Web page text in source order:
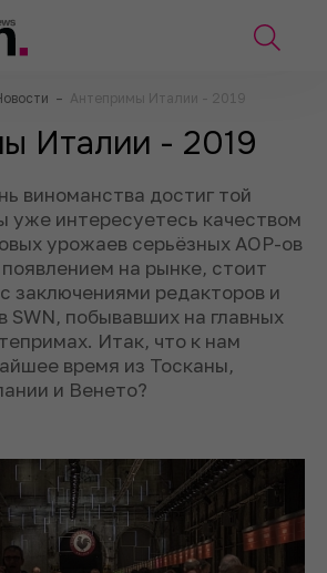
– Антепримы Италии - 2019
Италии - 2019
виноманства достиг той
уже интересуетесь качеством
урожаев серьёзных AOP-ов
на рынке, стоит
заключениями редакторов и
SWN, побывавших на главных
Итак, что к нам
время из Тосканы,
и Венето?